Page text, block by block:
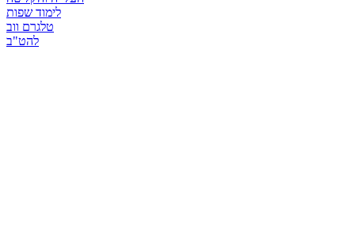
לימוד שפות
טלגרם ווב
להט"ב